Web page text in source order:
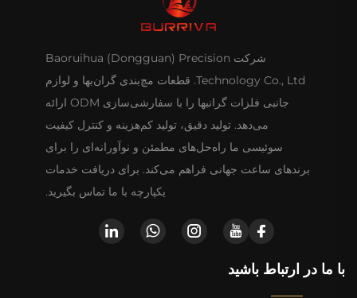
شرکت Baoruihua (Dongguan) Precision
Technology Co., Ltd. قطعات مچ‌بندی گران‌بها و لوازم
جانبی فلزات گرانبها را با سفارشی‌سازی ODM ارائه
می‌دهد. تولید دقیق، تولید کم‌هزینه و کنترل کیفیت
سوئیسی ما راه‌حل‌های مطمئن و نوآورانه‌ای را برای
برندهای ساعت جهانی فراهم می‌کند. برای دریافت خدمات
یکپارچه با ما تماس بگیرید.
با ما در ارتباط باشید